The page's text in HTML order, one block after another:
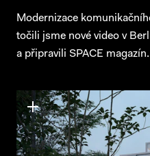
Modernizace
točili jsme nové video v
a připravili SPACE magazín.